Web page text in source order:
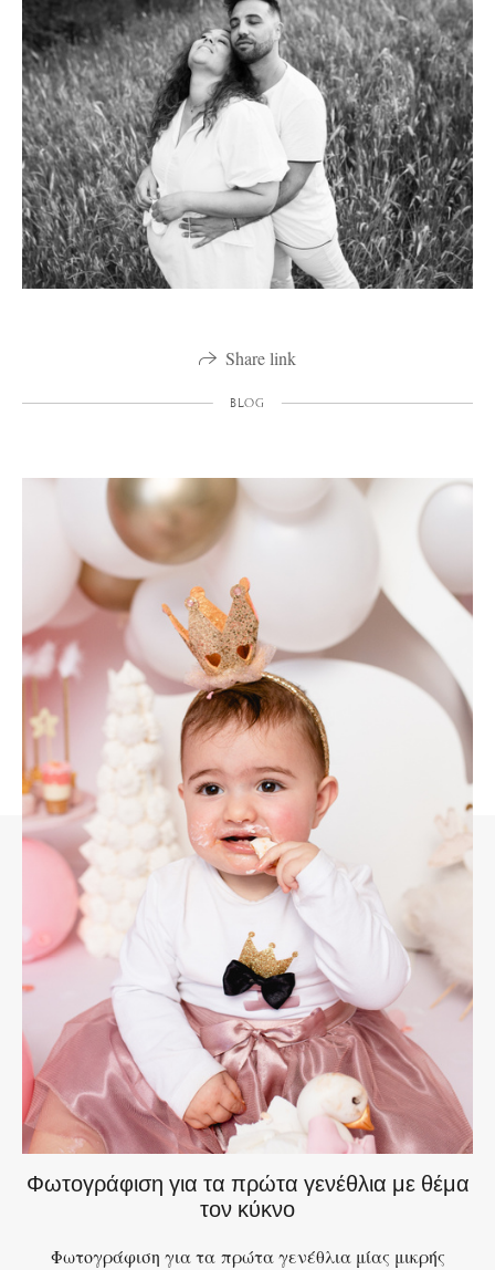
Share link
BLOG
Φωτογράφιση για τα πρώτα γενέθλια με θέμα
τον κύκνο
Φωτογράφιση για τα πρώτα γενέθλια μίας μικρής